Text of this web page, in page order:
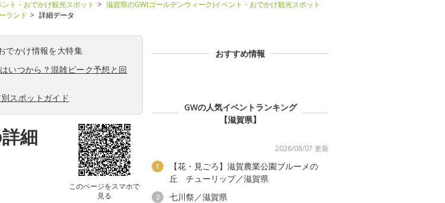
ト・おでかけ観光スポット
滋賀県のGW(ゴールデンウィーク)イベント・おでかけ観光スポット
ランド 詳細データ
でかけ情報を大特集
いつから？混雑ピーク予想と回
スポットガイド
細
このページをスマホで
見る
おすすめ情報
GWの人気イベントランキング
【滋賀県】
2026/08/07 更新
1
【花・見ごろ】滋賀農業公園ブルーメの
丘 チューリップ／滋賀県
2
七川祭／滋賀県